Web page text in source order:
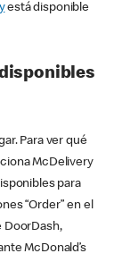
está disponible
Para ver qué
McDelivery
para
“Order” en el
DoorDash,
McDonald’s